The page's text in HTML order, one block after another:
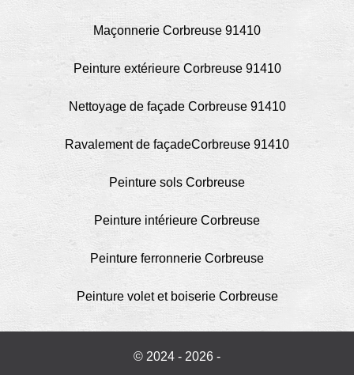
Maçonnerie Corbreuse 91410
Peinture extérieure Corbreuse 91410
Nettoyage de façade Corbreuse 91410
Ravalement de façadeCorbreuse 91410
Peinture sols Corbreuse
Peinture intérieure Corbreuse
Peinture ferronnerie Corbreuse
Peinture volet et boiserie Corbreuse
© 2024 - 2026 -